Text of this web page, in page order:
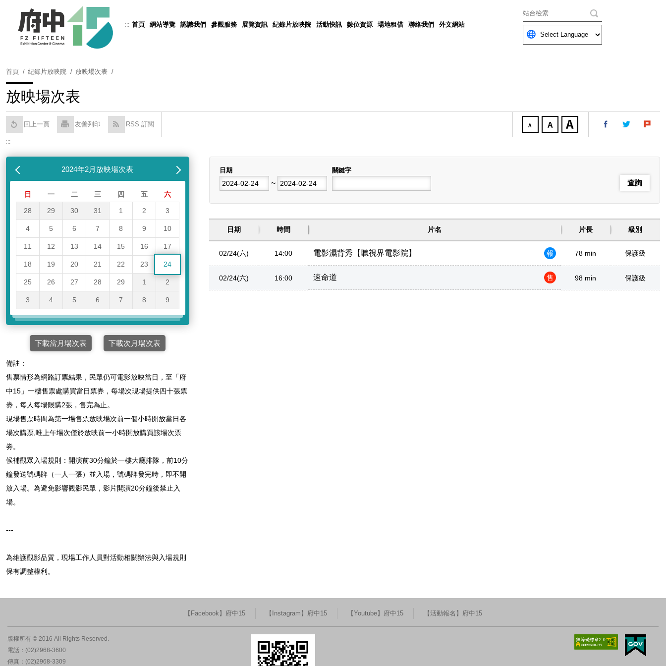
::: 首頁 網站導覽 認識我們 參觀服務 展覽資訊 紀錄片放映院 活動快訊 數位資源 場地租借 聯絡我們 外文網站
關鍵字
Powered by Translate
首頁 紀錄片放映院 放映場次表
放映場次表
回上一頁 友善列印 RSS 訂閱
:::
2024年2月放映場次表
日 一 二 三 四 五 六
28 29 30 31 1 2 3
4 5 6 7 8 9 10
11 12 13 14 15 16 17
18 19 20 21 22 23 24
25 26 27 28 29 1 2
3 4 5 6 7 8 9
下載當月場次表 下載次月場次表
備註：
售票情形為網路訂票結果，民眾仍可電影放映當日，至「府
中15」一樓售票處購買當日票券，每場次現場提供四十張票
劵，每人每場限購2張，售完為止。
現場售票時間為第一場售票放映場次前一個小時開放當日各
場次購票,唯上午場次僅於放映前一小時開放購買該場次票
劵。
候補觀眾入場規則：開演前30分鐘於一樓大廳排隊，前10分
鐘發送號碼牌（一人一張）並入場，號碼牌發完時，即不開
放入場。為避免影響觀影民眾，影片開演20分鐘後禁止入
場。
---
為維護觀影品質，現場工作人員對活動相關辦法與入場規則
保有調整權利。
日期
開始日期
~
關鍵字
日期 時間 片名 片長 級別
02/24(六) 14:00 電影濕背秀【聽視界電影院】 報 78 min 保護級
02/24(六) 16:00 速命道 售 98 min 保護級
【Facebook】府中15 【Instagram】府中15 【Youtube】府中15 【活動報名】府中15
版權所有 © 2016 All Rights Reserved.
電話：(02)2968-3600
傳真：(02)2968-3309